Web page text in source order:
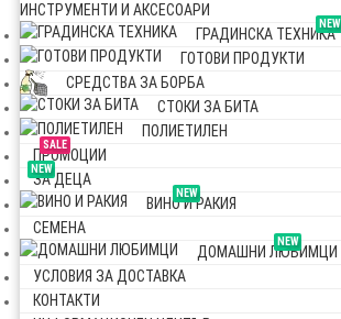
ИНСТРУМЕНТИ И АКСЕСОАРИ
NEW
ГРАДИНСКА ТЕХНИКА
ГОТОВИ ПРОДУКТИ
СРЕДСТВА ЗА БОРБА
СТОКИ ЗА БИТА
ПОЛИЕТИЛЕН
SALE
ПРОМОЦИИ
NEW
ЗА ДЕЦА
NEW
ВИНО И РАКИЯ
СЕМЕНА
NEW
ДОМАШНИ ЛЮБИМЦИ
УСЛОВИЯ ЗА ДОСТАВКА
КОНТАКТИ